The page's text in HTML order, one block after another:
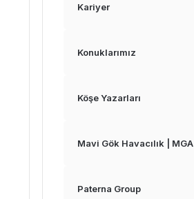
Kariyer
Konuklarımız
Köşe Yazarları
Mavi Gök Havacılık | MGA
Paterna Group